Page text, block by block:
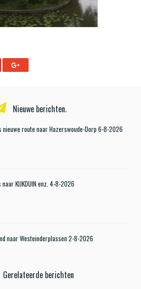
Nieuwe berichten.
nieuwe route naar Hazerswoude-Dorp 6-8-2026
naar KIJKDUIN enz. 4-8-2026
naar Westeinderplassen 2-8-2026
Gerelateerde berichten